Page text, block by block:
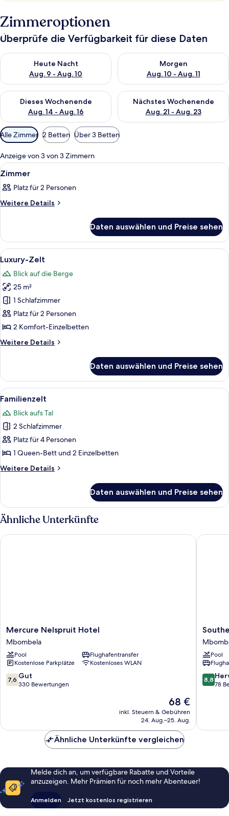
Zimmeroptionen
Überprüfe die Verfügbarkeit für diese Daten
Heute Nacht
Aug. 9 - Aug. 10
Überprüfe die Verfügbarkeit für heute Nacht, Aug. 9 - Aug.
Morgen
Aug. 10 - Aug. 11
Überprüfe die Verfügbarkeit
Dieses Wochenende
Aug. 14 - Aug. 16
Überprüfe die Verfügbarkeit für dieses Wochenende, Aug. 14
Nächstes Wochenende
Aug. 21 - Aug. 23
Überprüfe die Verfügbarkeit
Verfügbare
Filter
für
Zimmer
Alle Zimmer 2 Betten Über 3 Betten
Anzeige von 3 von 3 Zimmern
Alle
Fotos
für
Zimmer
Ein Schlafzimmer mit einem großen
14
Zimmer
Platz für 2 Personen
Weitere Details
Weitere
Daten auswählen und Preise sehen
Alle
Fotos
für
Luxury-
Zelt
anzeigen
Ein großes Bett mit weißer
19
Luxury-Zelt
Blick auf die Berge
25 m²
1 Schlafzimmer
Platz für 2 Personen
2 Komfort-Einzelbetten
Weitere Details
Weitere
Zelt
Daten auswählen und Preise sehen
Alle
Fotos
für
Familienzelt
anzeigen
Zwei Holzhütten mit Balkonen,
11
Familienzelt
Blick aufs Tal
2 Schlafzimmer
Platz für 4 Personen
1 Queen-Bett und 2 Einzelbetten
Weitere Details
Weitere
Daten auswählen und Preise sehen
Ähnliche Unterkünfte
Mercure
Nelspruit
Hotel
Mbombela
Mercure Nelspruit Hotel
Mbombela
Pool
Flughafentransfer
Kostenlose Parkplätze
Kostenloses WLAN
7.6
von
7,6 Gut
330 Bewertungen
Der
Preis
beträgt
68 €
inkl. Steuern & Gebühren
24. Aug.–25. Aug.
Mercure Nelspruit Hotel
Sun
Pool
8.8
von
8,8
78
Ähnliche Unterkünfte vergleichen
Melde dich an, um verfügbare Rabatte und Vorteile
anzuzeigen. Mehr Prämien für noch mehr Abenteuer!
Anmelden Jetzt kostenlos registrieren